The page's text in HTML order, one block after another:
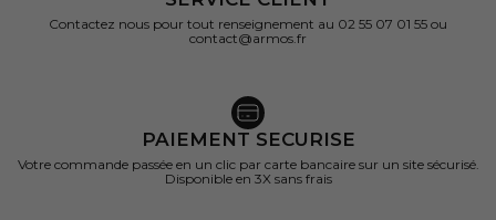
Contactez nous pour tout renseignement au 02 55 07 01 55 ou
contact@armos.fr
PAIEMENT SECURISE
Votre commande passée en un clic par carte bancaire sur un site sécurisé.
Disponible en 3X sans frais